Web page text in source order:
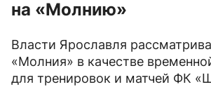
на «Молнию»
Власти Ярославля
«Молния» в качестве
для тренировок и матчей ФК